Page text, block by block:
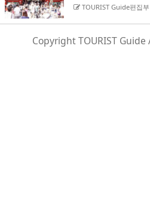
TOURIST Guide편집부
Copyright TOURIST